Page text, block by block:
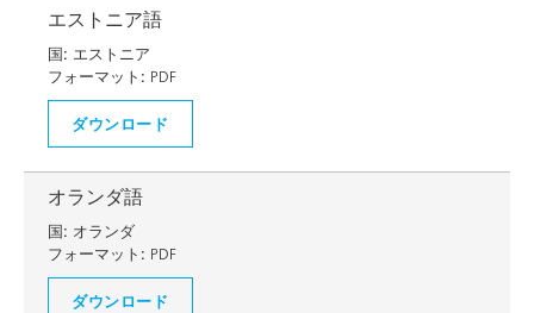
エストニア語
国: エストニア
フォーマット: PDF
ダウンロード
オランダ語
国: オランダ
フォーマット: PDF
ダウンロード